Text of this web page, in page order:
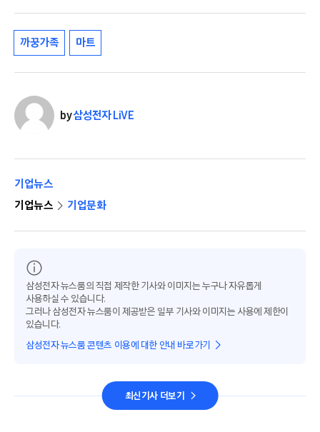
까꿍가족 마트
by삼성전자 LiVE
기업뉴스
기업뉴스
기업문화
삼성전자 뉴스룸의 직접 제작한 기사와 이미지는 누구나 자유롭게
사용하실 수 있습니다.
그러나 삼성전자 뉴스룸이 제공받은 일부 기사와 이미지는 사용에 제한이
있습니다.
삼성전자 뉴스룸 콘텐츠 이용에 대한 안내 바로가기
최신기사 더보기